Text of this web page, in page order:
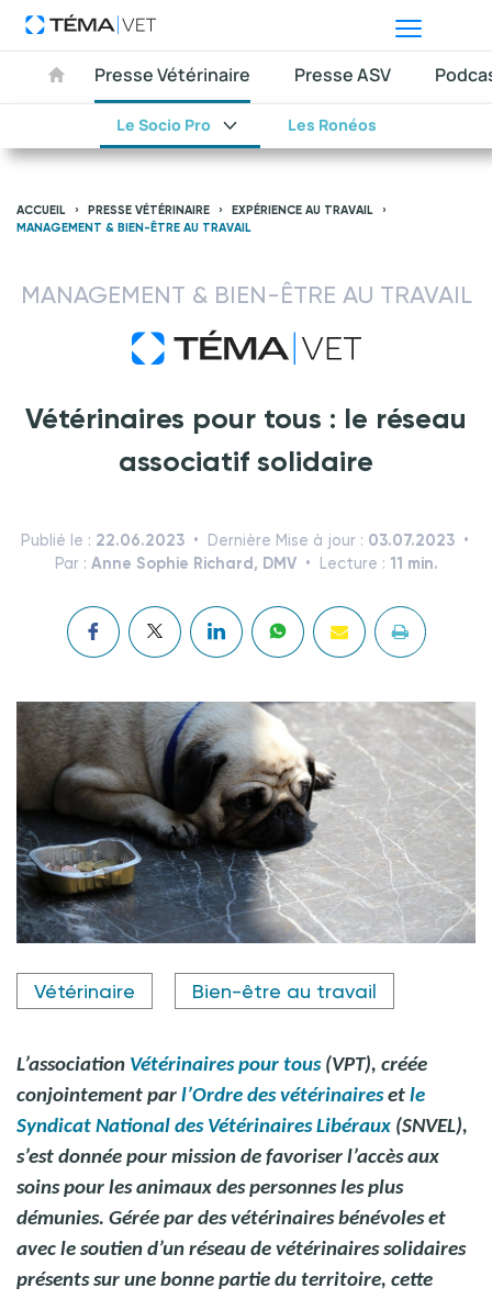
Presse Vétérinaire
Le Socio Pro Les Ronéos
Presse ASV
ACCUEIL PRESSE VÉTÉRINAIRE
EXPÉRIENCE AU TRAVAIL
MANAGEMENT & BIEN-ÊTRE AU TRAVAIL
MANAGEMENT & BIEN-ÊTRE AU TRAVAIL
Vétérinaires pour tous : le réseau
associatif solidaire
Publié le : 22.06.2023 Dernière Mise à jour : 03.07.2023
Par : Anne Sophie Richard, DMV Lecture : 11 min.
Crédit photo @canecorso - stock.adobe.com
Vétérinaire Bien-être au travail
L’association Vétérinaires pour tous(VPT), créée
conjointement par l’Ordre des vétérinaireset le
Syndicat National des Vétérinaires Libéraux (SNVEL),
s’est donnée pour mission de favoriser l’accès aux
soins pour les animaux des personnes les plus
démunies. Gérée par des vétérinaires bénévoles et
avec le soutien d’un réseau de vétérinaires solidaires
présents sur une bonne partie du territoire, cette